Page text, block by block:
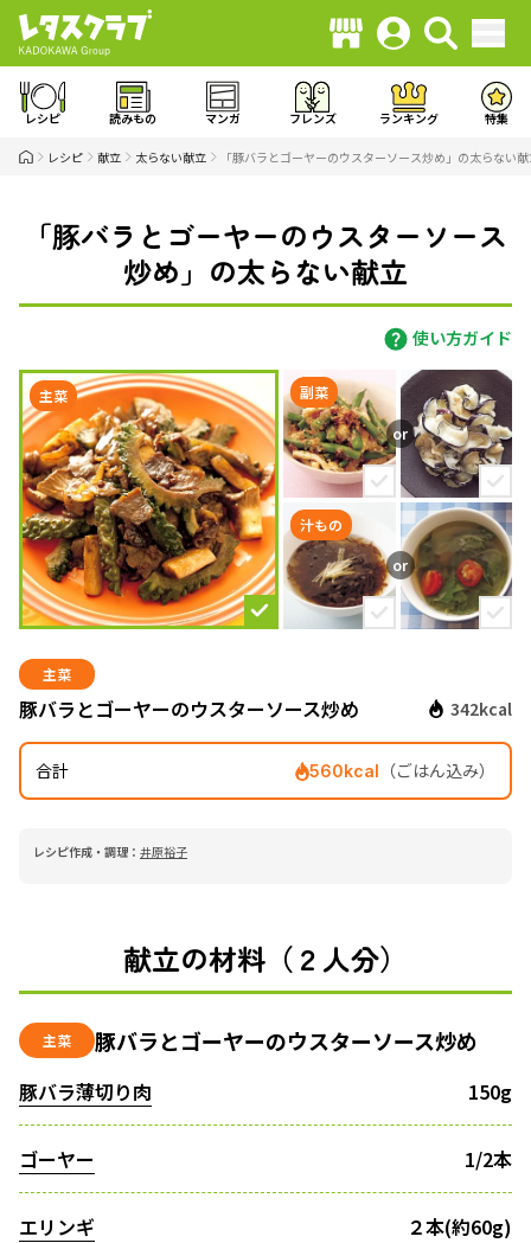
レシピ 読みもの マンガ フレンズ ランキング 特集
レシピ 献立 太らない献立 「豚バラとゴーヤーのウスターソース炒め」の太らない
「豚バラとゴーヤーのウスターソース
炒め」の太らない献立
使い方ガイド
主菜 副菜
汁もの
主菜
豚バラとゴーヤーのウスターソース炒め 342kcal
合計 560kcal （ごはん込み）
レシピ作成・調理： 井原裕子
献立の材料（２人分）
主菜 豚バラとゴーヤーのウスターソース炒め
豚バラ薄切り肉 150g
ゴーヤー 1/2本
エリンギ ２本(約60g)